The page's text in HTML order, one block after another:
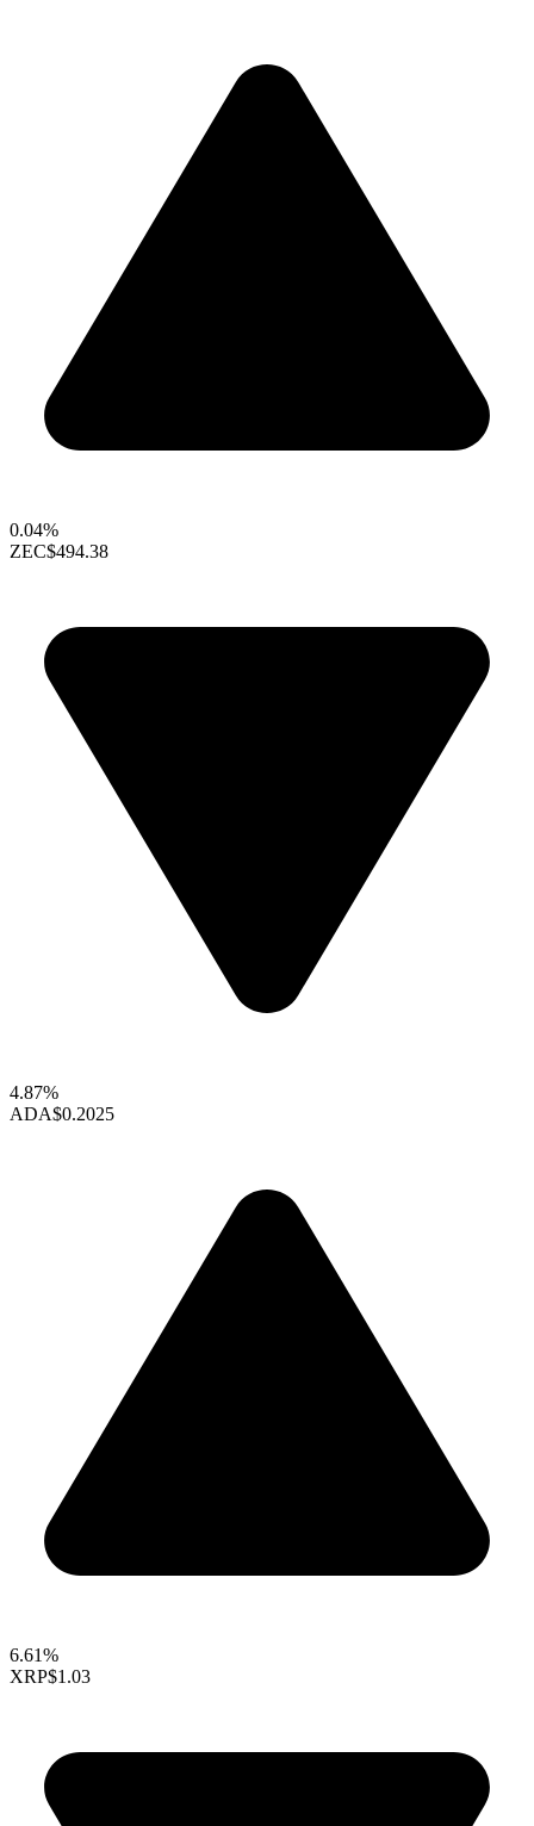
0.04%
ZEC$494.38
4.87%
ADA$0.2025
6.61%
XRP$1.03